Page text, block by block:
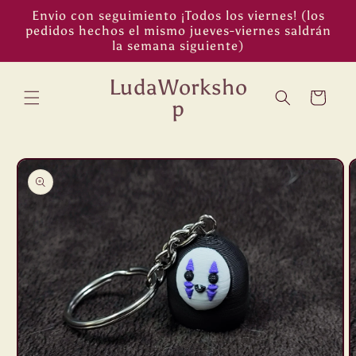
directamente
al contenido
Envio con seguimiento ¡Todos los viernes! (los
pedidos hechos el mismo jueves-viernes saldrán
la semana siguiente)
LudaWorksho
p
Carrito
directamente
a la
información
del producto